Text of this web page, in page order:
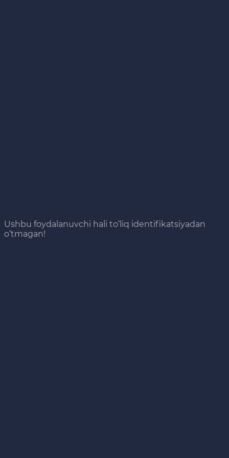
Ushbu foydalanuvchi hali to‘liq identifikatsiyadan
o‘tmagan!